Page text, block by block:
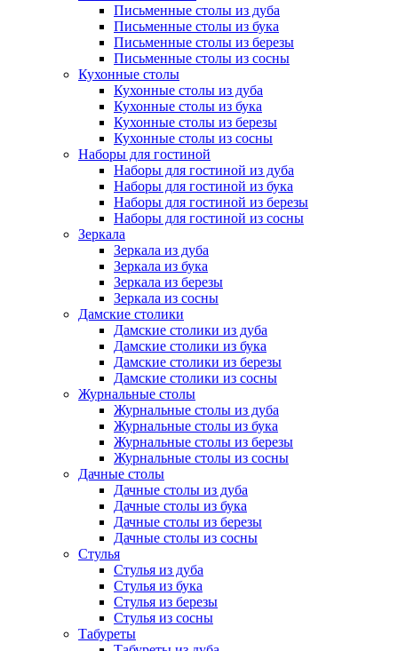
Письменные столы из дуба
Письменные столы из бука
Письменные столы из березы
Письменные столы из сосны
Кухонные столы
Кухонные столы из дуба
Кухонные столы из бука
Кухонные столы из березы
Кухонные столы из сосны
Наборы для гостиной
Наборы для гостиной из дуба
Наборы для гостиной из бука
Наборы для гостиной из березы
Наборы для гостиной из сосны
Зеркала
Зеркала из дуба
Зеркала из бука
Зеркала из березы
Зеркала из сосны
Дамские столики
Дамские столики из дуба
Дамские столики из бука
Дамские столики из березы
Дамские столики из сосны
Журнальные столы
Журнальные столы из дуба
Журнальные столы из бука
Журнальные столы из березы
Журнальные столы из сосны
Дачные столы
Дачные столы из дуба
Дачные столы из бука
Дачные столы из березы
Дачные столы из сосны
Стулья
Стулья из дуба
Стулья из бука
Стулья из березы
Стулья из сосны
Табуреты